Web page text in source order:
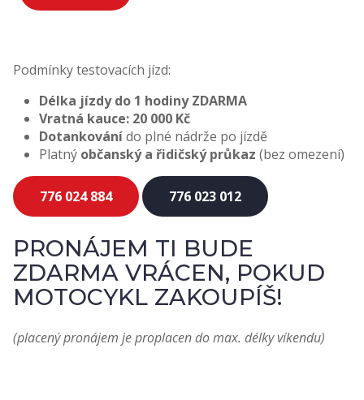
Podmínky testovacích jízd:
Délka jízdy do 1 hodiny ZDARMA
Vratná kauce: 20 000 Kč
Dotankovánído plné nádrže po jízdě
Platný občanský a řidičský průkaz (bez omezení)
776 024 884 776 023 012
PRONÁJEM TI BUDE
ZDARMA VRÁCEN, POKUD
MOTOCYKL ZAKOUPÍŠ!
(placený pronájem je proplacen do max. délky víkendu)